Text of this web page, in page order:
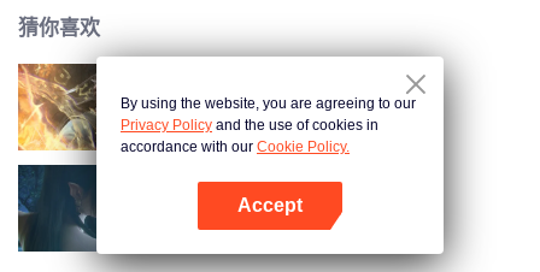
猜你喜欢
长生界
斗破苍穹 第三季
By using the website, you are agreeing to our
Privacy Policy and the use of cookies in
accordance with our Cookie Policy.
Accept